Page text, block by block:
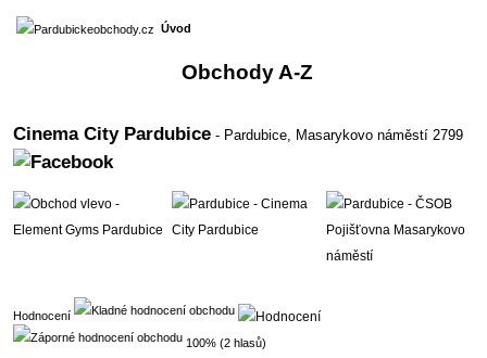
Úvod
Obchody A-Z
Cinema City Pardubice - Pardubice, Masarykovo náměstí 2799
Hodnocení
100% (2 hlasů)